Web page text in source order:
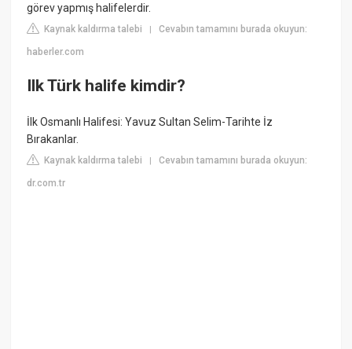
görev yapmış halifelerdir.
Kaynak kaldırma talebi |Cevabın tamamını burada okuyun:
haberler.com
Ilk Türk halife kimdir?
İlk Osmanlı Halifesi: Yavuz Sultan Selim-Tarihte İz
Bırakanlar.
Kaynak kaldırma talebi |Cevabın tamamını burada okuyun:
dr.com.tr